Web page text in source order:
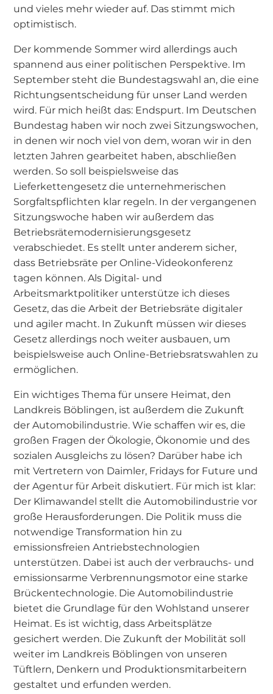
und vieles mehr wieder auf. Das stimmt mich
optimistisch.
Der kommende Sommer wird allerdings auch
spannend aus einer politischen Perspektive. Im
September steht die Bundestagswahl an, die eine
Richtungsentscheidung für unser Land werden
wird. Für mich heißt das: Endspurt. Im Deutschen
Bundestag haben wir noch zwei Sitzungswochen,
in denen wir noch viel von dem, woran wir in den
letzten Jahren gearbeitet haben, abschließen
werden. So soll beispielsweise das
Lieferkettengesetz die unternehmerischen
Sorgfaltspflichten klar regeln. In der vergangenen
Sitzungswoche haben wir außerdem das
Betriebsrätemodernisierungsgesetz
verabschiedet. Es stellt unter anderem sicher,
dass Betriebsräte per Online-Videokonferenz
tagen können. Als Digital- und
Arbeitsmarktpolitiker unterstütze ich dieses
Gesetz, das die Arbeit der Betriebsräte digitaler
und agiler macht. In Zukunft müssen wir dieses
Gesetz allerdings noch weiter ausbauen, um
beispielsweise auch Online-Betriebsratswahlen zu
ermöglichen.
Ein wichtiges Thema für unsere Heimat, den
Landkreis Böblingen, ist außerdem die Zukunft
der Automobilindustrie. Wie schaffen wir es, die
großen Fragen der Ökologie, Ökonomie und des
sozialen Ausgleichs zu lösen? Darüber habe ich
mit Vertretern von Daimler, Fridays for Future und
der Agentur für Arbeit diskutiert. Für mich ist klar:
Der Klimawandel stellt die Automobilindustrie vor
große Herausforderungen. Die Politik muss die
notwendige Transformation hin zu
emissionsfreien Antriebstechnologien
unterstützen. Dabei ist auch der verbrauchs- und
emissionsarme Verbrennungsmotor eine starke
Brückentechnologie. Die Automobilindustrie
bietet die Grundlage für den Wohlstand unserer
Heimat. Es ist wichtig, dass Arbeitsplätze
gesichert werden. Die Zukunft der Mobilität soll
weiter im Landkreis Böblingen von unseren
Tüftlern, Denkern und Produktionsmitarbeitern
gestaltet und erfunden werden.